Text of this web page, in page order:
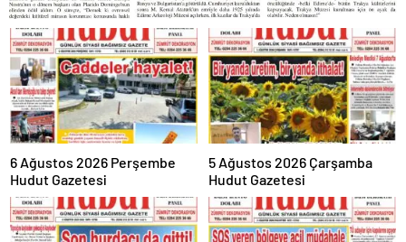
6 Ağustos 2026 Perşembe
Hudut Gazetesi
5 Ağustos 2026 Çarşamba
Hudut Gazetesi